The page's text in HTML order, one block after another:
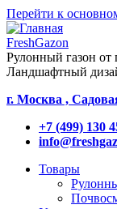
Перейти к
FreshGazon
Рулонный газон от
Ландшафтный
г. Москва ,
+7 (499) 130
Товары